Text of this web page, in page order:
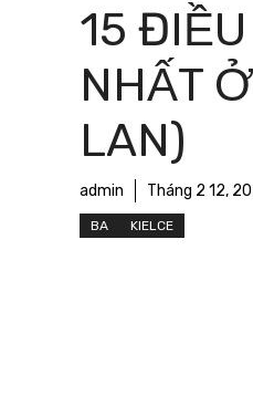
15
NHẤT
LAN)
admin Tháng 2 12,
BA KIELCE